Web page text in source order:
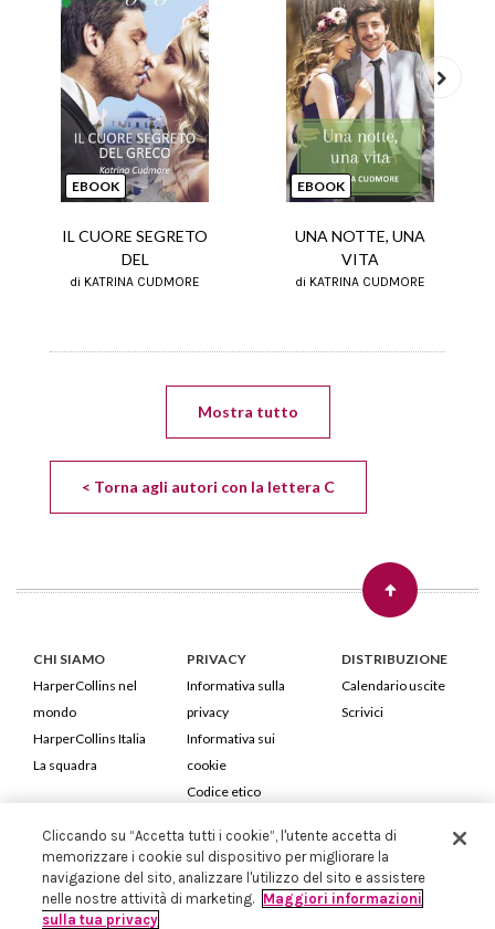
EBOOK
IL CUORE SEGRETO
DEL
di KATRINA CUDMORE
EBOOK
UNA NOTTE, UNA
VITA
di KATRINA CUDMORE
Next
Mostra tutto
< Torna agli autori con la lettera C
CHI SIAMO
HarperCollins nel
mondo
HarperCollins Italia
La squadra
PRIVACY
Informativa sulla
privacy
Informativa sui
cookie
Codice etico
DISTRIBUZIONE
Calendario uscite
Scrivici
HarperCollins Italia S.p.A. Viale Monte Nero, 84 - 20135 Milano
Cod. Fiscale e P.IVA 05946780151 - Capitale Sociale 258.250 €
Iscritta in Milano al Registro delle imprese nr.198004 e REA nr.1051898
Cliccando su “Accetta tutti i cookie”, l'utente accetta di
memorizzare i cookie sul dispositivo per migliorare la
navigazione del sito, analizzare l'utilizzo del sito e assistere
nelle nostre attività di marketing. Maggiori informazioni
sulla tua privacy